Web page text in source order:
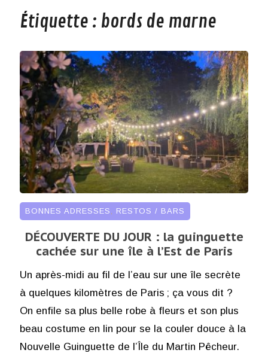
Étiquette : bords de marne
BONNES ADRESSES RESTOS / BARS
DÉCOUVERTE DU JOUR : la guinguette
cachée sur une île à l’Est de Paris
Un après-midi au fil de l’eau sur une île secrète
à quelques kilomètres de Paris ; ça vous dit ?
On enfile sa plus belle robe à fleurs et son plus
beau costume en lin pour se la couler douce à la
Nouvelle Guinguette de l’Île du Martin Pêcheur.